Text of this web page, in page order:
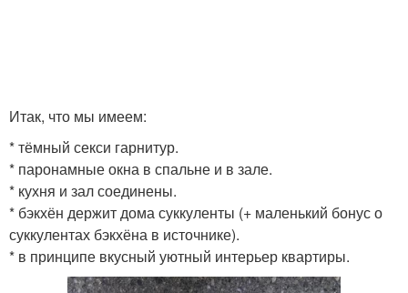
Итак, что мы имеем:
* тёмный секси гарнитур.
* паронамные окна в спальне и в зале.
* кухня и зал соединены.
* бэкхён держит дома суккуленты (+ маленький бонус о
суккулентах бэкхёна в источнике).
* в принципе вкусный уютный интерьер квартиры.